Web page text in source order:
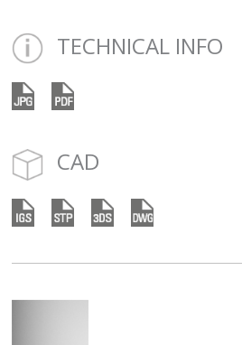
TECHNICAL INFO
CAD